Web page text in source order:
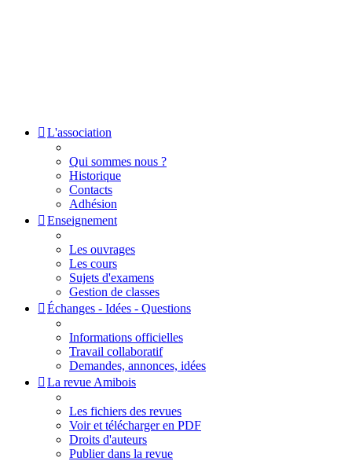
L'association
Qui sommes nous ?
Historique
Contacts
Adhésion
Enseignement
Les ouvrages
Les cours
Sujets d'examens
Gestion de classes
Échanges - Idées - Questions
Informations officielles
Travail collaboratif
Demandes, annonces, idées
La revue Amibois
Les fichiers des revues
Voir et télécharger en PDF
Droits d'auteurs
Publier dans la revue